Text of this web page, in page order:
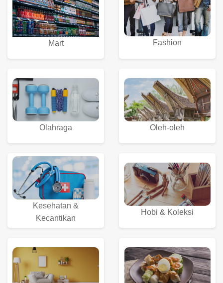
Mart Fashion
Olahraga Oleh-oleh
Kesehatan &
Kecantikan
Hobi & Koleksi